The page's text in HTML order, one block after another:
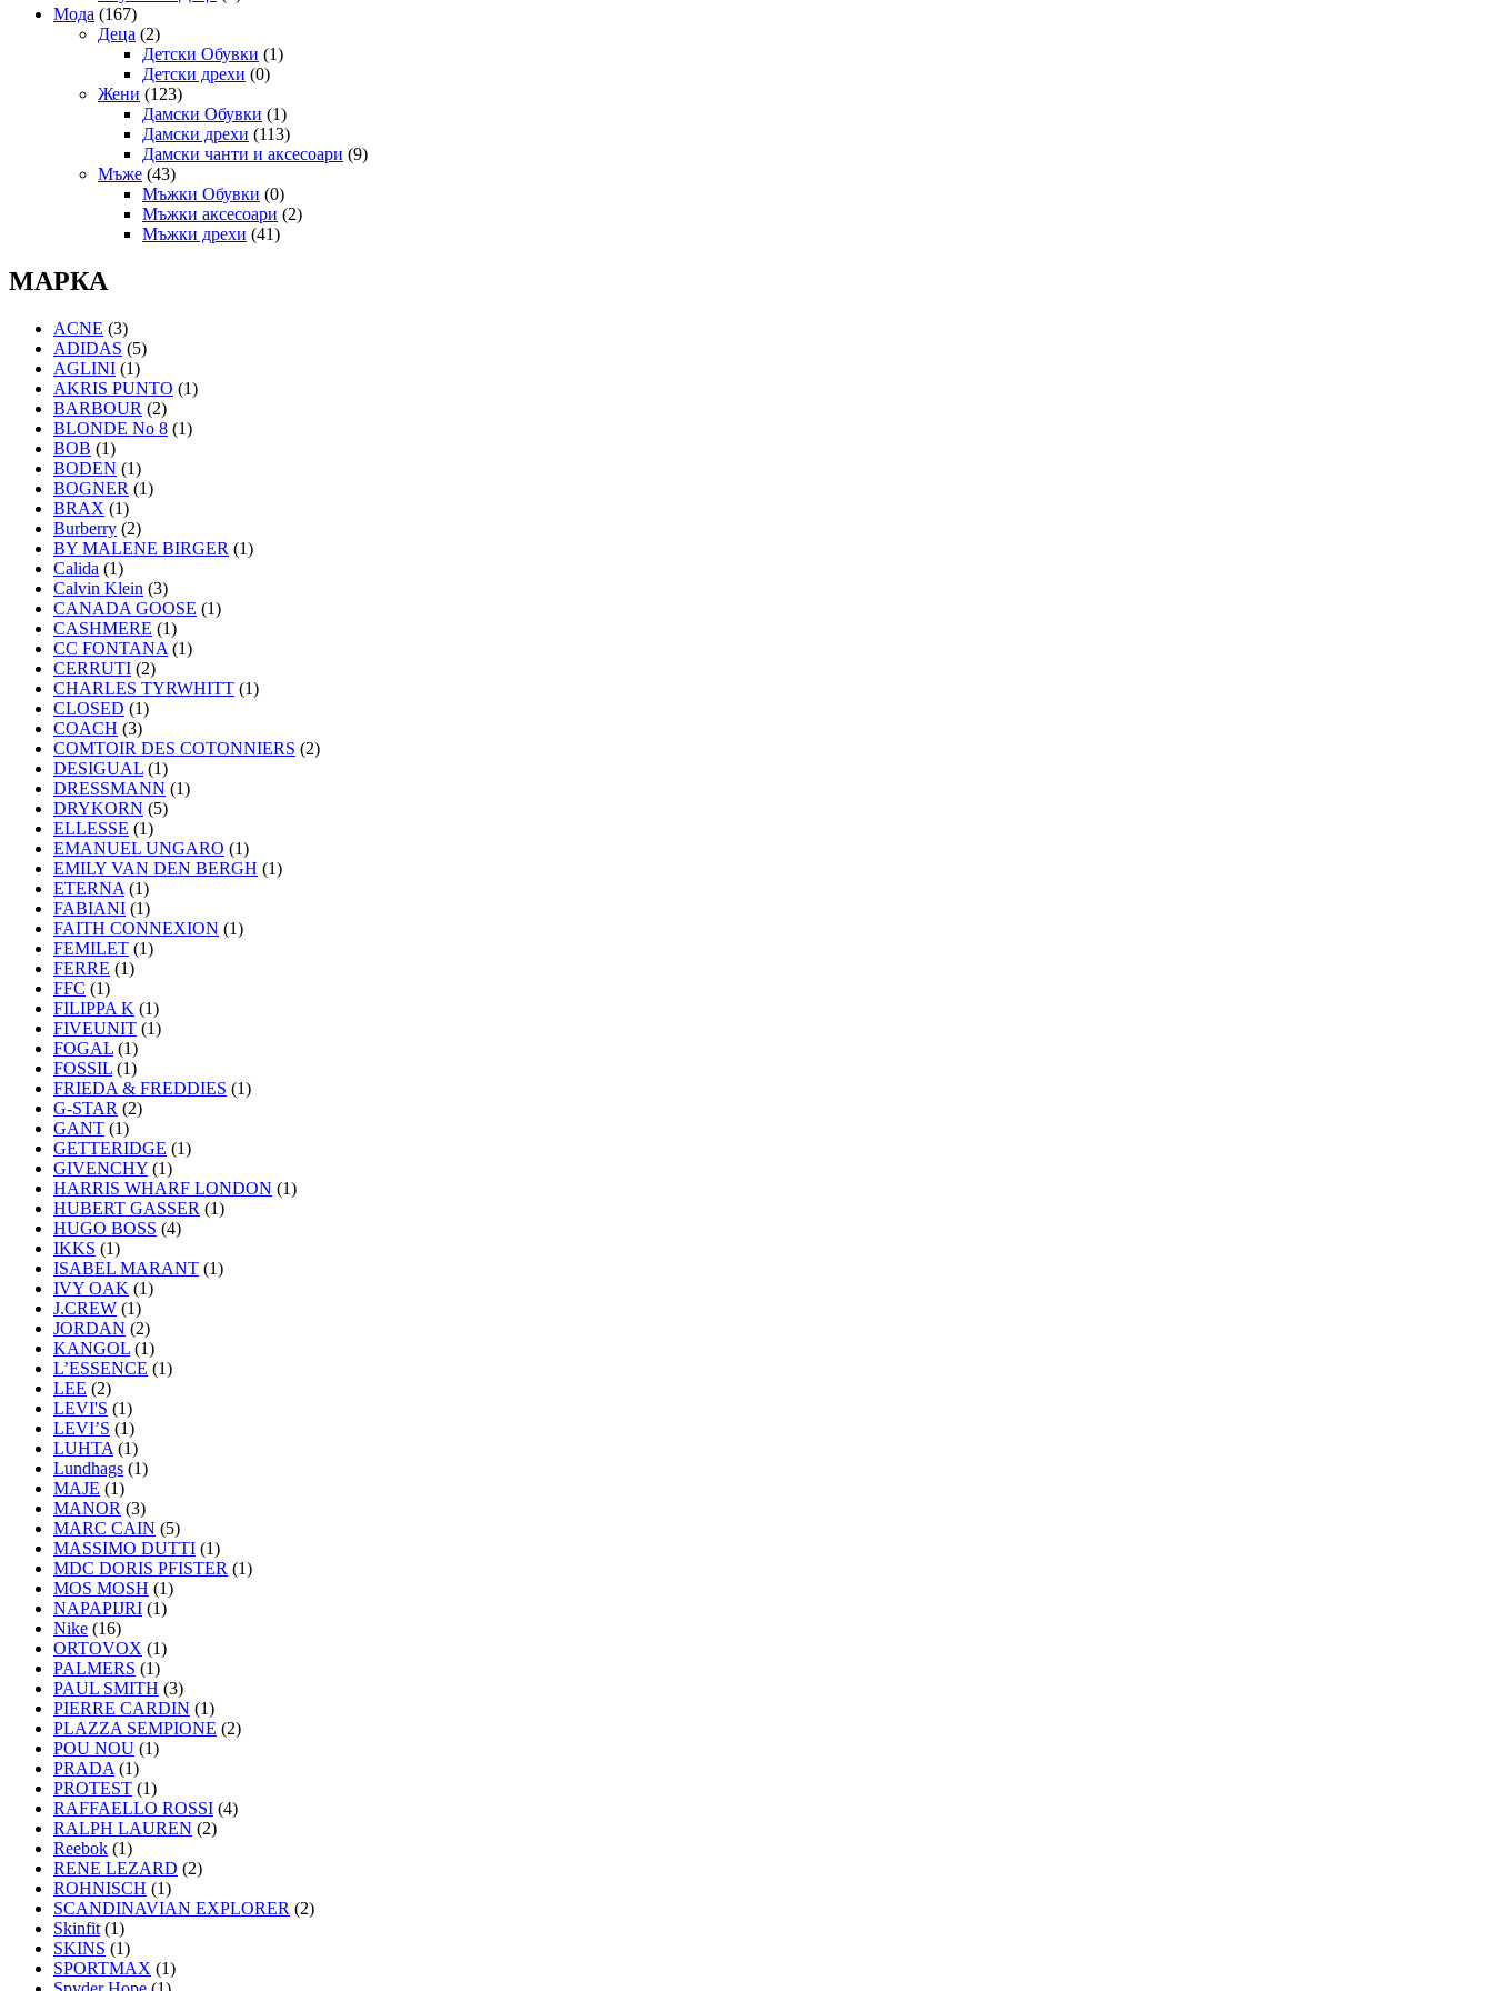
Мода (167)
Деца (2)
Детски Обувки (1)
Детски дрехи (0)
Жени (123)
Дамски Обувки (1)
Дамски дрехи (113)
Дамски чанти и аксесоари (9)
Мъже (43)
Мъжки Обувки (0)
Мъжки аксесоари (2)
Мъжки дрехи (41)
МАРКА
ACNE (3)
ADIDAS (5)
AGLINI (1)
AKRIS PUNTO (1)
BARBOUR (2)
BLONDE No 8 (1)
BOB (1)
BODEN (1)
BOGNER (1)
BRAX (1)
Burberry (2)
BY MALENE BIRGER (1)
Calida (1)
Calvin Klein (3)
CANADA GOOSE (1)
CASHMERE (1)
CC FONTANA (1)
CERRUTI (2)
CHARLES TYRWHITT (1)
CLOSED (1)
COACH (3)
COMTOIR DES COTONNIERS (2)
DESIGUAL (1)
DRESSMANN (1)
DRYKORN (5)
ELLESSE (1)
EMANUEL UNGARO (1)
EMILY VAN DEN BERGH (1)
ETERNA (1)
FABIANI (1)
FAITH CONNEXION (1)
FEMILET (1)
FERRE (1)
FFC (1)
FILIPPA K (1)
FIVEUNIT (1)
FOGAL (1)
FOSSIL (1)
FRIEDA & FREDDIES (1)
G-STAR (2)
GANT (1)
GETTERIDGE (1)
GIVENCHY (1)
HARRIS WHARF LONDON (1)
HUBERT GASSER (1)
HUGO BOSS (4)
IKKS (1)
ISABEL MARANT (1)
IVY OAK (1)
J.CREW (1)
JORDAN (2)
KANGOL (1)
L’ESSENCE (1)
LEE (2)
LEVI'S (1)
LEVI’S (1)
LUHTA (1)
Lundhags (1)
MAJE (1)
MANOR (3)
MARC CAIN (5)
MASSIMO DUTTI (1)
MDC DORIS PFISTER (1)
MOS MOSH (1)
NAPAPIJRI (1)
Nike (16)
ORTOVOX (1)
PALMERS (1)
PAUL SMITH (3)
PIERRE CARDIN (1)
PLAZZA SEMPIONE (2)
POU NOU (1)
PRADA (1)
PROTEST (1)
RAFFAELLO ROSSI (4)
RALPH LAUREN (2)
Reebok (1)
RENE LEZARD (2)
ROHNISCH (1)
SCANDINAVIAN EXPLORER (2)
Skinfit (1)
SKINS (1)
SPORTMAX (1)